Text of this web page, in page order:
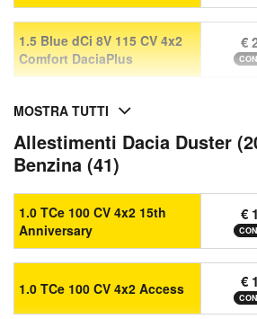
1.5 Blue dCi 8V 115 CV 4x2
Comfort DaciaPlus
€
MOSTRA TUTTI
Allestimenti Dacia Duster
Benzina (41)
1.0 TCe 100 CV 4x2 15th
Anniversary
€
1.0 TCe 100 CV 4x2 Access €